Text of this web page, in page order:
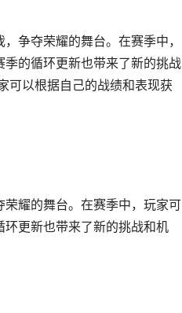
争夺荣耀的舞台。在赛季中，
的循环更新也带来了新的挑战
可以根据自己的战绩和表现获
耀的舞台。在赛季中，玩家可
更新也带来了新的挑战和机